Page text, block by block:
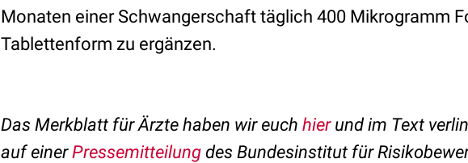
Monaten einer Schwangerschaft täglich 400 Mikrogramm
Tablettenform zu ergänzen.
Das Merkblatt für Ärzte haben wir euch hierund im Text
auf einerPressemitteilung des Bundesinstitut für